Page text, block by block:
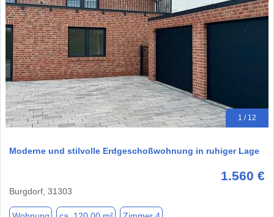
1 / 12
Moderne und stilvolle Erdgeschoßwohnung in ruhiger Lage
1.560 €
Burgdorf, 31303